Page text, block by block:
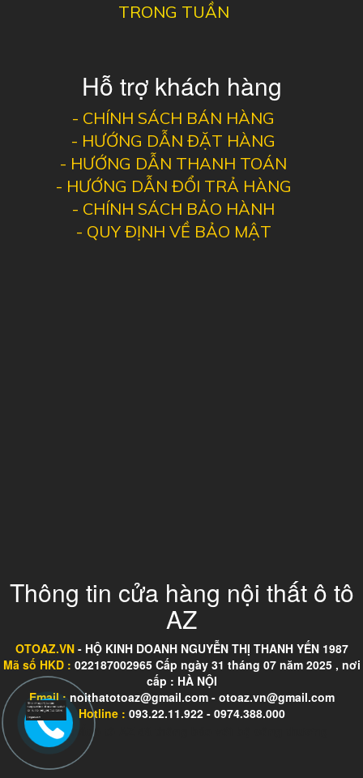
TRONG TUẦN
Hỗ trợ khách hàng
- CHÍNH SÁCH BÁN HÀNG
- HƯỚNG DẪN ĐẶT HÀNG
- HƯỚNG DẪN THANH TOÁN
- HƯỚNG DẪN ĐỔI TRẢ HÀNG
- CHÍNH SÁCH BẢO HÀNH
- QUY ĐỊNH VỀ BẢO MẬT
Thông tin cửa hàng nội thất ô tô
AZ
OTOAZ.VN- HỘ KINH DOANH NGUYỄN THỊ THANH YẾN 1987
Mã số HKD : 022187002965 Cấp ngày 31 tháng 07 năm 2025 , nơi
cấp : HÀ NỘI
Email : noithatotoaz@gmail.com - otoaz.vn@gmail.com
Hotline : 093.22.11.922 - 0974.388.000